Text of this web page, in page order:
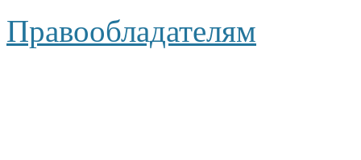
Правообладателям